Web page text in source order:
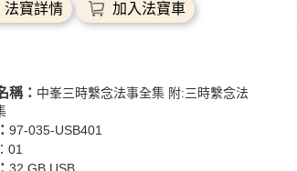
法寶詳情 加入法寶車
稱： 中峯三時繫念法事全集 附:三時繫念法
97-035-USB401
：01